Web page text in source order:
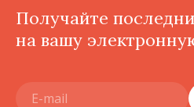
Получайте
на вашу